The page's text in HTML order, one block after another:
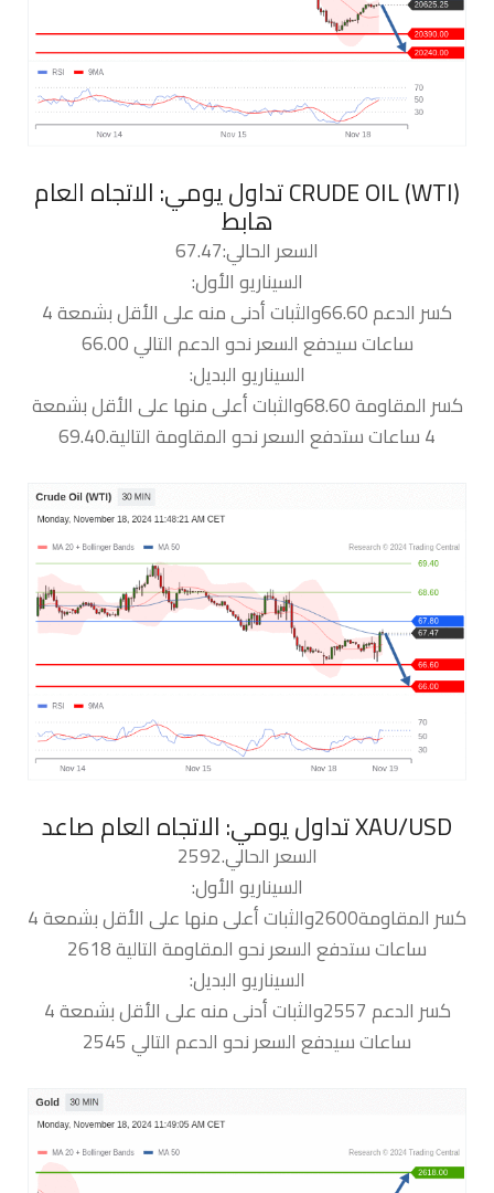
‏CRUDE OIL (WTI) تداول يومي: الاتجاه العام
هابط
السعر الحالي:67.47
السيناريو الأول:
كسر الدعم 66.60والثبات أدنى منه على الأقل بشمعة 4
ساعات سيدفع السعر نحو الدعم التالي 66.00
السيناريو البديل:
كسر المقاومة 68.60والثبات أعلى منها على الأقل بشمعة
4 ساعات ستدفع السعر نحو المقاومة التالية.69.40
السعر الحالي.2592
السيناريو الأول:
كسر المقاومة2600والثبات أعلى منها على الأقل بشمعة 4
ساعات ستدفع السعر نحو المقاومة التالية 2618
السيناريو البديل:
كسر الدعم 2557والثبات أدنى منه على الأقل بشمعة 4
ساعات سيدفع السعر نحو الدعم التالي 2545